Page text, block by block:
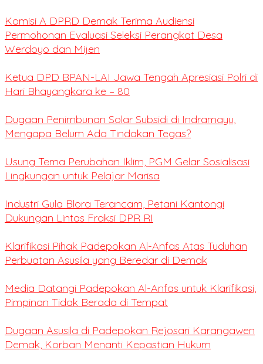
Komisi A DPRD Demak Terima Audiensi
Permohonan Evaluasi Seleksi Perangkat Desa
Werdoyo dan Mijen
Ketua DPD BPAN-LAI Jawa Tengah Apresiasi Polri di
Hari Bhayangkara ke – 80
Dugaan Penimbunan Solar Subsidi di Indramayu,
Mengapa Belum Ada Tindakan Tegas?
Usung Tema Perubahan Iklim, PGM Gelar Sosialisasi
Lingkungan untuk Pelajar Marisa
Industri Gula Blora Terancam, Petani Kantongi
Dukungan Lintas Fraksi DPR RI
Klarifikasi Pihak Padepokan Al-Anfas Atas Tuduhan
Perbuatan Asusila yang Beredar di Demak
Media Datangi Padepokan Al-Anfas untuk Klarifikasi,
Pimpinan Tidak Berada di Tempat
Dugaan Asusila di Padepokan Rejosari Karangawen
Demak, Korban Menanti Kepastian Hukum